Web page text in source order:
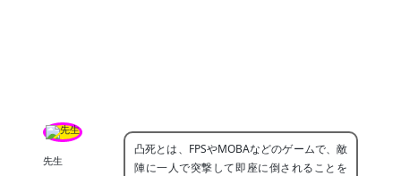
先生
凸死とは、FPSやMOBAなどのゲームで、敵
陣に一人で突撃して即座に倒されることを